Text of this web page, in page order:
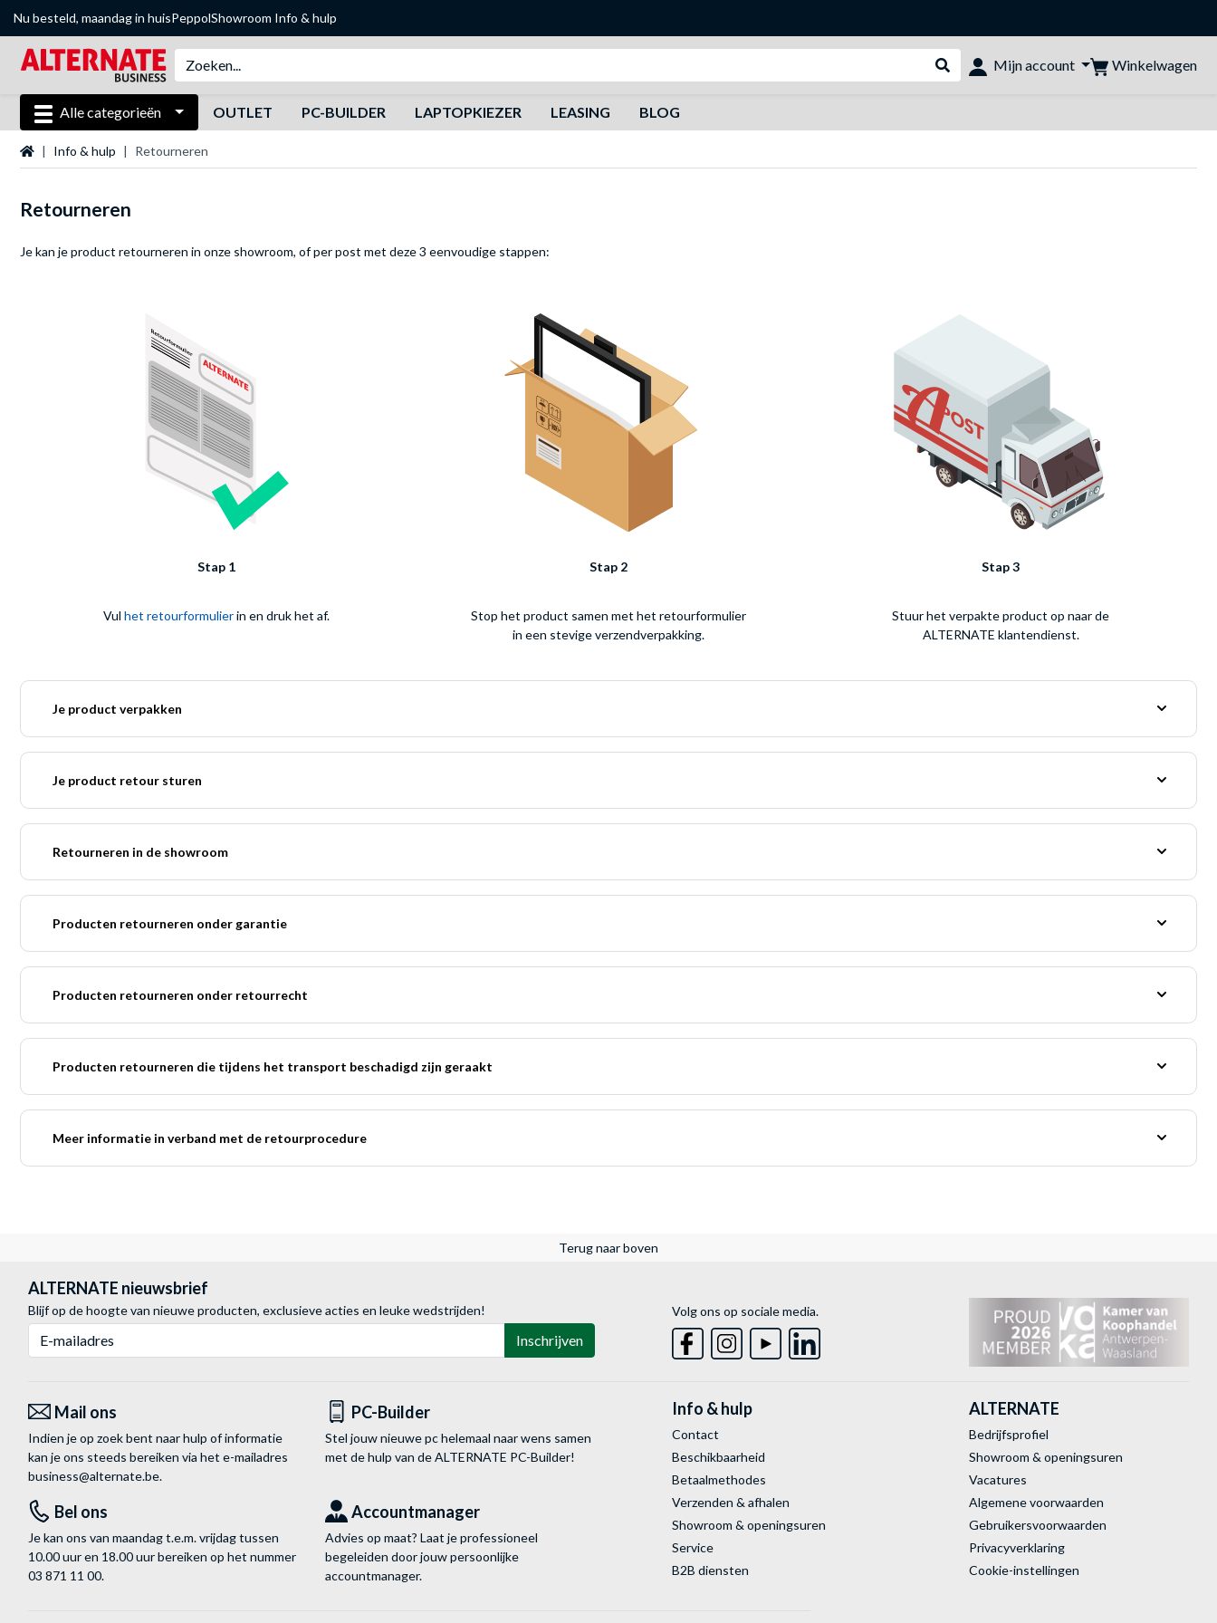
Nu besteld, maandag in huisPeppolShowroom Info & hulp
Webshop doorzoeken
Mijn account Winkelwagen
Alle categorieën OUTLET PC-BUILDER LAPTOPKIEZER LEASING BLOG
StartpaginaInfo & hulp Retourneren
Retourneren
Je kan je product retourneren in onze showroom, of per post met deze 3 eenvoudige stappen:
Stap 1
Vul het retourformulierin en druk het af.
Stap 2
Stop het product samen met het retourformulier
in een stevige verzendverpakking.
Stap 3
Stuur het verpakte product op naar de
ALTERNATE klantendienst.
Je product verpakken
Je product retour sturen
Retourneren in de showroom
Producten retourneren onder garantie
Producten retourneren onder retourrecht
Producten retourneren die tijdens het transport beschadigd zijn geraakt
Meer informatie in verband met de retourprocedure
Terug naar boven
ALTERNATE nieuwsbrief
Blijf op de hoogte van nieuwe producten, exclusieve acties en leuke wedstrijden!
Inschrijven
Volg ons op sociale media.
Mail ons
Indien je op zoek bent naar hulp of informatie
kan je ons steeds bereiken via het e-mailadres
business@alternate.be.
PC-Builder
Stel jouw nieuwe pc helemaal naar wens samen
met de hulp van de ALTERNATE PC-Builder!
Bel ons
Je kan ons van maandag t.e.m. vrijdag tussen
10.00 uur en 18.00 uur bereiken op het nummer
03 871 11 00.
Accountmanager
Advies op maat? Laat je professioneel
begeleiden door jouw persoonlijke
accountmanager.
Info & hulp
Contact
Beschikbaarheid
Betaalmethodes
Verzenden & afhalen
Showroom & openingsuren
Service
B2B diensten
ALTERNATE
Bedrijfsprofiel
Showroom & openingsuren
Vacatures
Algemene voorwaarden
Gebruikersvoorwaarden
Privacyverklaring
Cookie-instellingen